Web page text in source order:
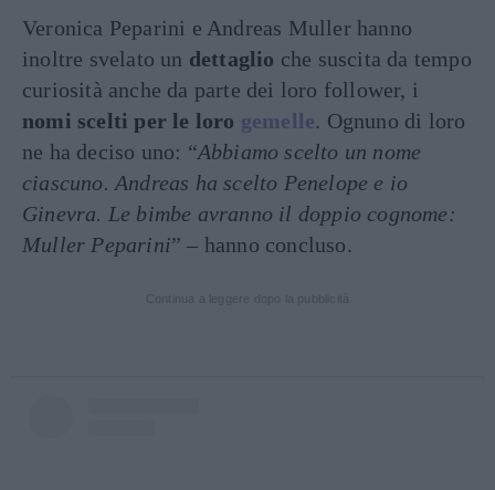
Veronica Peparini e Andreas Muller hanno
inoltre svelato un dettaglio che suscita da tempo
curiosità anche da parte dei loro follower, i
nomi scelti per le loro gemelle. Ognuno di loro
ne ha deciso uno: “Abbiamo scelto un nome
ciascuno. Andreas ha scelto Penelope e io
Ginevra. Le bimbe avranno il doppio cognome:
Muller Peparini” – hanno concluso.